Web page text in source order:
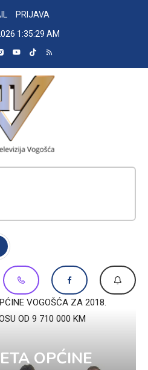
PRIJAVA
1:35:29 AM
VOGOŠĆA ZA 2018.
OD 9 710 000 KM
OPĆINE